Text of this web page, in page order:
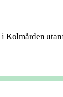
Kolmården